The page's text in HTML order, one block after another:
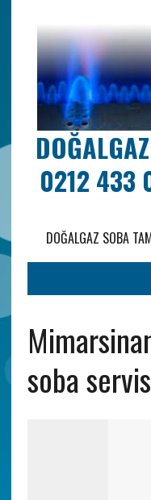
0212 433
DOĞALGAZ SOBA
soba